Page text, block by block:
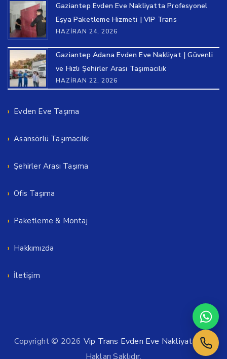
Gaziantep Evden Eve Nakliyatta Profesyonel
Eşya Paketleme Hizmeti | VIP Trans
HAZIRAN 24, 2026
Gaziantep Adana Evden Eve Nakliyat | Güvenli
ve Hızlı Şehirler Arası Taşımacılık
HAZIRAN 22, 2026
Evden Eve Taşıma
Asansörlü Taşımacılık
Şehirler Arası Taşıma
Ofis Taşıma
Paketleme & Montaj
Hakkımızda
İletişim
Copyright © 2026 Vip Trans Evden Eve Nakliyat. Tüm
Hakları Saklıdır.